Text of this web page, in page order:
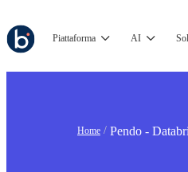
Piattaforma AI
Home Pendo -